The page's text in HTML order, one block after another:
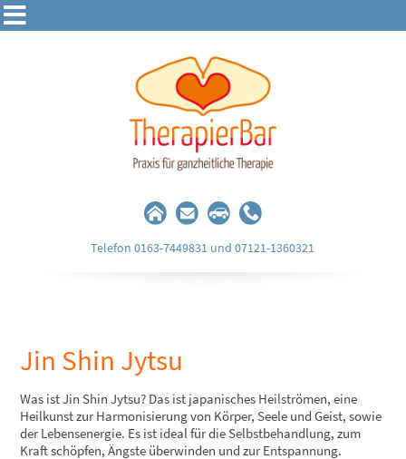
Telefon 0163-7449831 und 07121-1360321
Jin Shin Jytsu
Was ist Jin Shin Jytsu? Das ist japanisches Heilströmen, eine
Heilkunst zur Harmonisierung von Körper, Seele und Geist, sowie
der Lebensenergie. Es ist ideal für die Selbstbehandlung, zum
Kraft schöpfen, Ängste überwinden und zur Entspannung.